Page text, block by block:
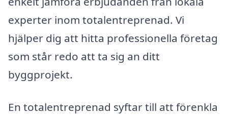
experter inom totalentreprenad. Vi
hjälper dig att hitta professionella företag
som står redo att ta sig an ditt
byggprojekt.
En totalentreprenad syftar till att förenkla